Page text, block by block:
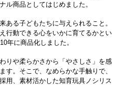
ル商品としてはじめました。
ある子どもたちに与えられること。
行動できる心をいかに育てるかとい
年に商品化しました。
りや柔らかさから「やさしさ」を感
す。そこで、なめらかな手触りで、
用、素材活かした知育玩具ノシリス